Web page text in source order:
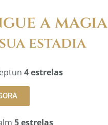
a magia
estadia
4 estrelas
5 estrelas